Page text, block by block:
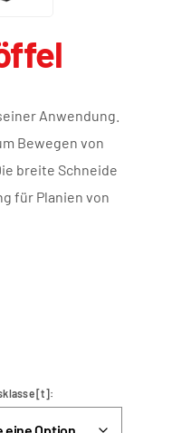
Anwendung.
Bewegen von
breite Schneide
für Planien von
[t]